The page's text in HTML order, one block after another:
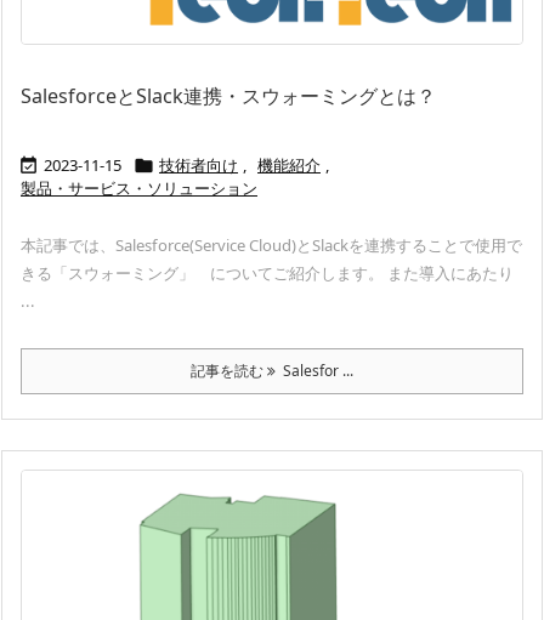
SalesforceとSlack連携・スウォーミングとは？
 2023-11-15  技術者向け , 機能紹介 ,
製品・サービス・ソリューション
本記事では、Salesforce(Service Cloud)とSlackを連携することで使用で
きる「スウォーミング」 についてご紹介します。 また導入にあたり
...
記事を読む Salesfor ...